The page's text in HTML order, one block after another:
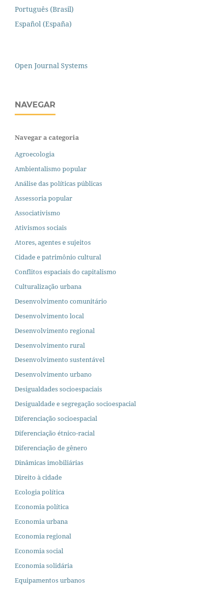
Português (Brasil)
Español (España)
Open Journal Systems
NAVEGAR
Navegar a categoria
Agroecologia
Ambientalismo popular
Análise das políticas públicas
Assessoria popular
Associativismo
Ativismos sociais
Atores, agentes e sujeitos
Cidade e patrimônio cultural
Conflitos espaciais do capitalismo
Culturalização urbana
Desenvolvimento comunitário
Desenvolvimento local
Desenvolvimento regional
Desenvolvimento rural
Desenvolvimento sustentável
Desenvolvimento urbano
Desigualdades socioespaciais
Desigualdade e segregação socioespacial
Diferenciação socioespacial
Diferenciação étnico-racial
Diferenciação de gênero
Dinâmicas imobiliárias
Direito à cidade
Ecologia política
Economia política
Economia urbana
Economia regional
Economia social
Economia solidária
Equipamentos urbanos